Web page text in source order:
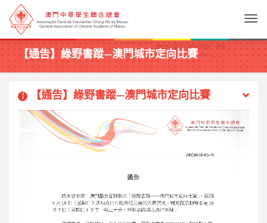
【通告】綠野書蹤—澳門城市定向比賽
1 【通告】綠野書蹤—澳門城市定向比賽